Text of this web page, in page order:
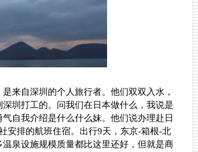
来自深圳的个人旅行者。他们双双入水，
圳打工的。问我们在日本做什么，我说是
自我介绍是什么什么妹。他们说办理赴日
安排的航班住宿。出行9天，东京-箱根-北
泉设施规模质量都比这里还好，但就是商